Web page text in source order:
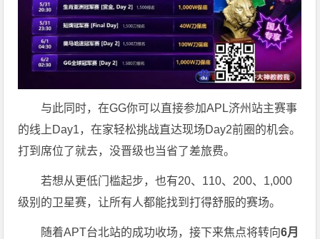
与此同时，在GG你可以直接参加APL济州站主赛事
的线上Day1，在家轻松挑战直达现场Day2前圈的机会。
打到席位了就去，没晋级也当省了差旅费。
若想从更低门槛起步，也有20、110、200、1,000
级别的卫星赛，让所有人都能找到打得舒服的赛场。
随着APT台北站的成功收场，接下来焦点将转向6月